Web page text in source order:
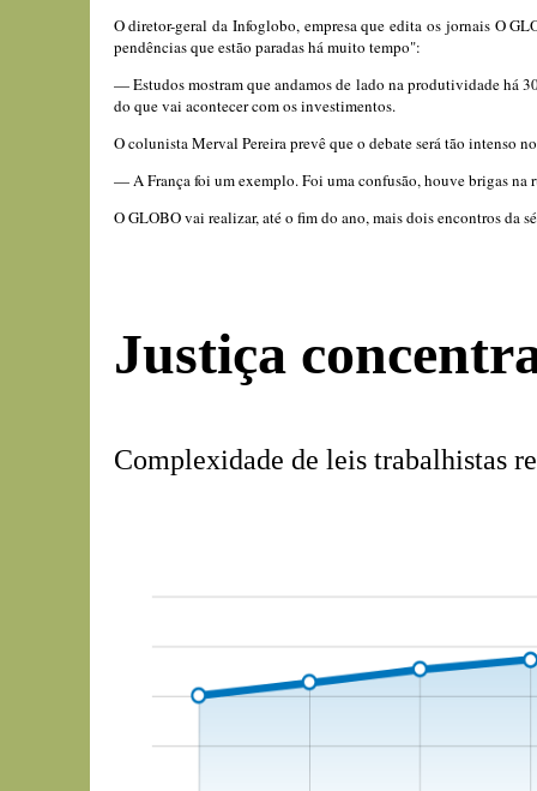
O diretor-geral da Infoglobo, empresa que edita os jornais O
pendências que estão paradas há muito tempo":
— Estudos mostram que andamos de lado na produtividade há
do que vai acontecer com os investimentos.
O colunista Merval Pereira prevê que o debate será tão intenso
— A França foi um exemplo. Foi uma confusão, houve brigas na
O GLOBO vai realizar, até o fim do ano, mais dois encontros da
Justiça
Complexidade de leis trabalhistas